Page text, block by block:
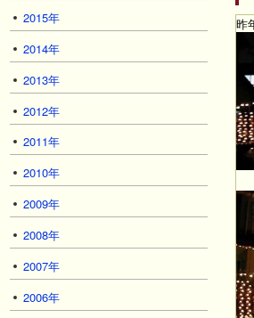
昨
2015年
2014年
2013年
2012年
2011年
2010年
2009年
2008年
2007年
2006年